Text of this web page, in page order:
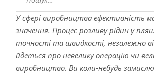
У сфері виробництва ефективність
значення. Процес розливу рідин у
точності та швидкості, незалежно
йдеться про невелику операцію чи
виробництво. Ви коли-небудь